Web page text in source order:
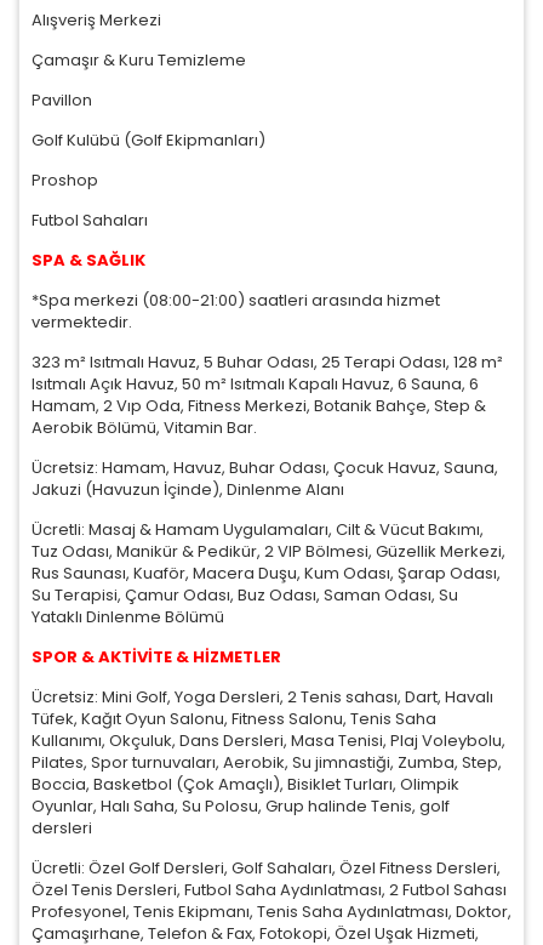
Alışveriş Merkezi
Çamaşır & Kuru Temizleme
Pavillon
Golf Kulübü (Golf Ekipmanları)
Proshop
Futbol Sahaları
SPA & SAĞLIK
*Spa merkezi (08:00-21:00) saatleri arasında hizmet
vermektedir.
323 m² Isıtmalı Havuz, 5 Buhar Odası, 25 Terapi Odası, 128 m²
Isıtmalı Açık Havuz, 50 m² Isıtmalı Kapalı Havuz, 6 Sauna, 6
Hamam, 2 Vıp Oda, Fitness Merkezi, Botanik Bahçe, Step &
Aerobik Bölümü, Vitamin Bar.
Ücretsiz: Hamam, Havuz, Buhar Odası, Çocuk Havuz, Sauna,
Jakuzi (Havuzun İçinde), Dinlenme Alanı
Ücretli: Masaj & Hamam Uygulamaları, Cilt & Vücut Bakımı,
Tuz Odası, Manikür & Pedikür, 2 VIP Bölmesi, Güzellik Merkezi,
Rus Saunası, Kuaför, Macera Duşu, Kum Odası, Şarap Odası,
Su Terapisi, Çamur Odası, Buz Odası, Saman Odası, Su
Yataklı Dinlenme Bölümü
SPOR & AKTİVİTE & HİZMETLER
Ücretsiz: Mini Golf, Yoga Dersleri, 2 Tenis sahası, Dart, Havalı
Tüfek, Kağıt Oyun Salonu, Fitness Salonu, Tenis Saha
Kullanımı, Okçuluk, Dans Dersleri, Masa Tenisi, Plaj Voleybolu,
Pilates, Spor turnuvaları, Aerobik, Su jimnastiği, Zumba, Step,
Boccia, Basketbol (Çok Amaçlı), Bisiklet Turları, Olimpik
Oyunlar, Halı Saha, Su Polosu, Grup halinde Tenis, golf
dersleri
Ücretli: Özel Golf Dersleri, Golf Sahaları, Özel Fitness Dersleri,
Özel Tenis Dersleri, Futbol Saha Aydınlatması, 2 Futbol Sahası
Profesyonel, Tenis Ekipmanı, Tenis Saha Aydınlatması, Doktor,
Çamaşırhane, Telefon & Fax, Fotokopi, Özel Uşak Hizmeti,